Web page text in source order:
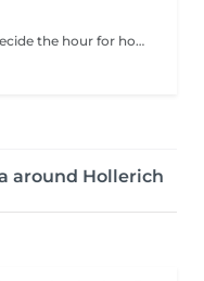
Poonsky Package Deal 10h. You can decide the hour for how long of massage until total 10h in package just contact directly to us for the next appointment
around Hollerich